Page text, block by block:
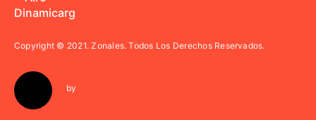
Dinamicarg
Copyright © 2021.Zonales. Todos Los Derechos Reservados.
by